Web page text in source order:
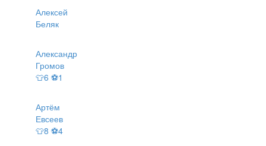
Алексей
Беляк
Александр
Громов
👕6 ⚽1
Артём
Евсеев
👕8 ⚽4